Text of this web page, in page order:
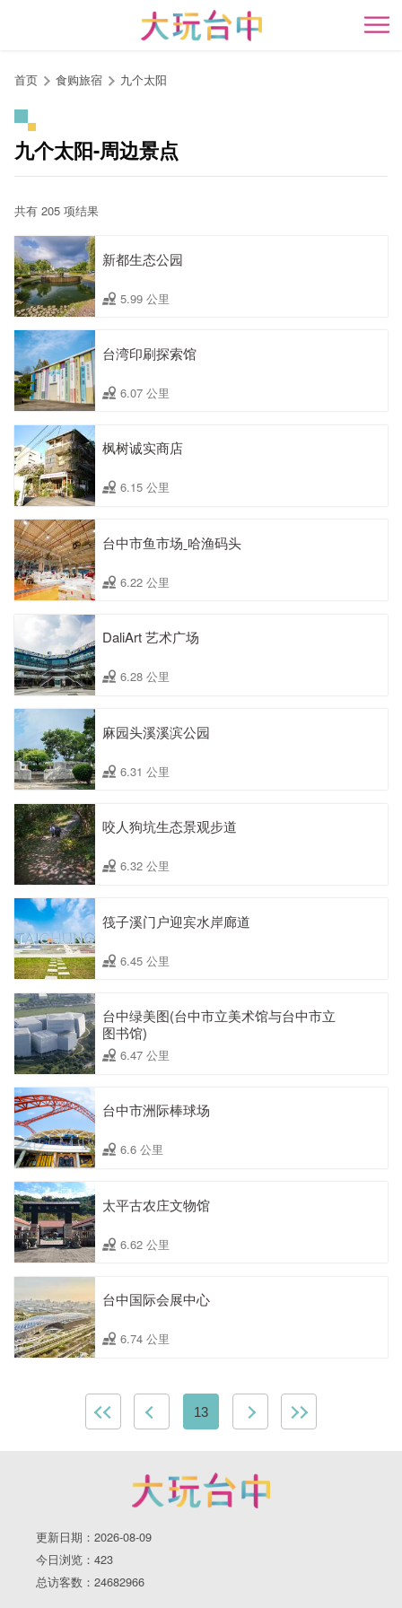
开
首页 食购旅宿 九个太阳
九个太阳-周边景点
共有 205 项结果
新都生态公园
5.99 公里
台湾印刷探索馆
6.07 公里
枫树诚实商店
6.15 公里
台中市鱼市场ˍ哈渔码头
6.22 公里
DaliArt 艺术广场
6.28 公里
麻园头溪溪滨公园
6.31 公里
咬人狗坑生态景观步道
6.32 公里
筏子溪门户迎宾水岸廊道
6.45 公里
台中绿美图(台中市立美术馆与台中市立
图书馆)
6.47 公里
台中市洲际棒球场
6.6 公里
太平古农庄文物馆
6.62 公里
台中国际会展中心
6.74 公里
13
更新日期：2026-08-09
今日浏览：423
总访客数：24682966